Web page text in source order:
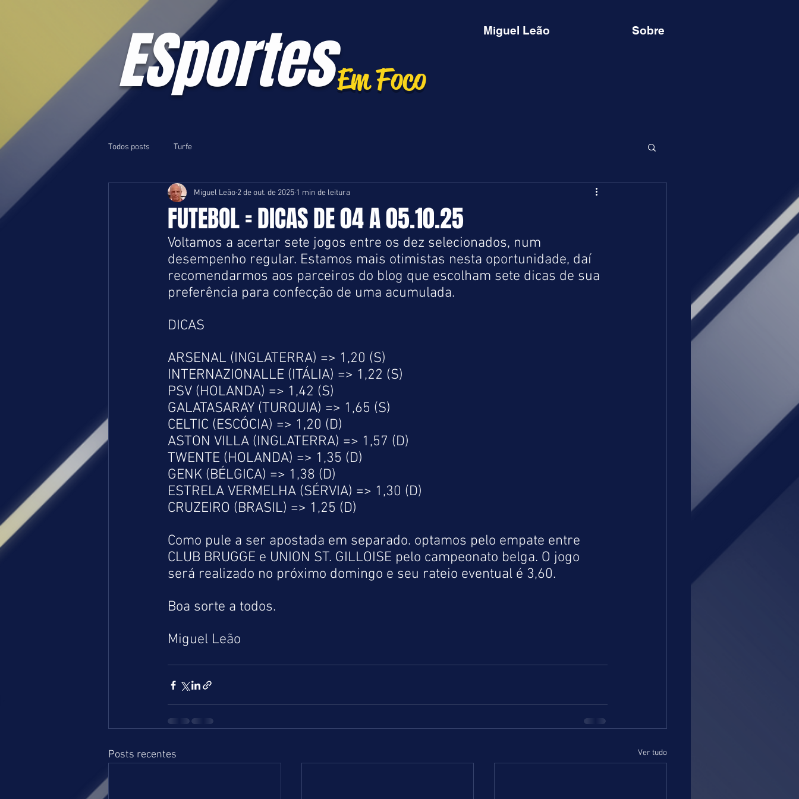
ESportesEm Foco
Miguel Leão Sobre
Todos posts Turfe
FUTEBOL = DICAS DE 04 A 05.10.25
Miguel Leão 2 de out. de 2025 1 min de leitura
Voltamos a acertar sete jogos entre os dez selecionados, num
desempenho regular. Estamos mais otimistas nesta oportunidade, daí
recomendarmos aos parceiros do blog que escolham sete dicas de sua
preferência para confecção de uma acumulada.
DICAS
ARSENAL (INGLATERRA) => 1,20 (S)
INTERNAZIONALLE (ITÁLIA) => 1,22 (S)
PSV (HOLANDA) => 1,42 (S)
GALATASARAY (TURQUIA) => 1,65 (S)
CELTIC (ESCÓCIA) => 1,20 (D)
ASTON VILLA (INGLATERRA) => 1,57 (D)
TWENTE (HOLANDA) => 1,35 (D)
GENK (BÉLGICA) => 1,38 (D)
ESTRELA VERMELHA (SÉRVIA) => 1,30 (D)
CRUZEIRO (BRASIL) => 1,25 (D)
Como pule a ser apostada em separado. optamos pelo empate entre
CLUB BRUGGE e UNION ST. GILLOISE pelo campeonato belga. O jogo
será realizado no próximo domingo e seu rateio eventual é 3,60.
Boa sorte a todos.
Miguel Leão
Posts recentes Ver tudo